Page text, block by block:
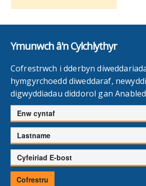
Ymunwch â'n Cylchlythyr
Cofrestrwch i dderbyn
hymgyrchoedd diweddaraf,
digwyddiadau diddorol gan
Enw
cyntaf
Cyfenw
Cyfeiriad
E-
bost
Cofrestru